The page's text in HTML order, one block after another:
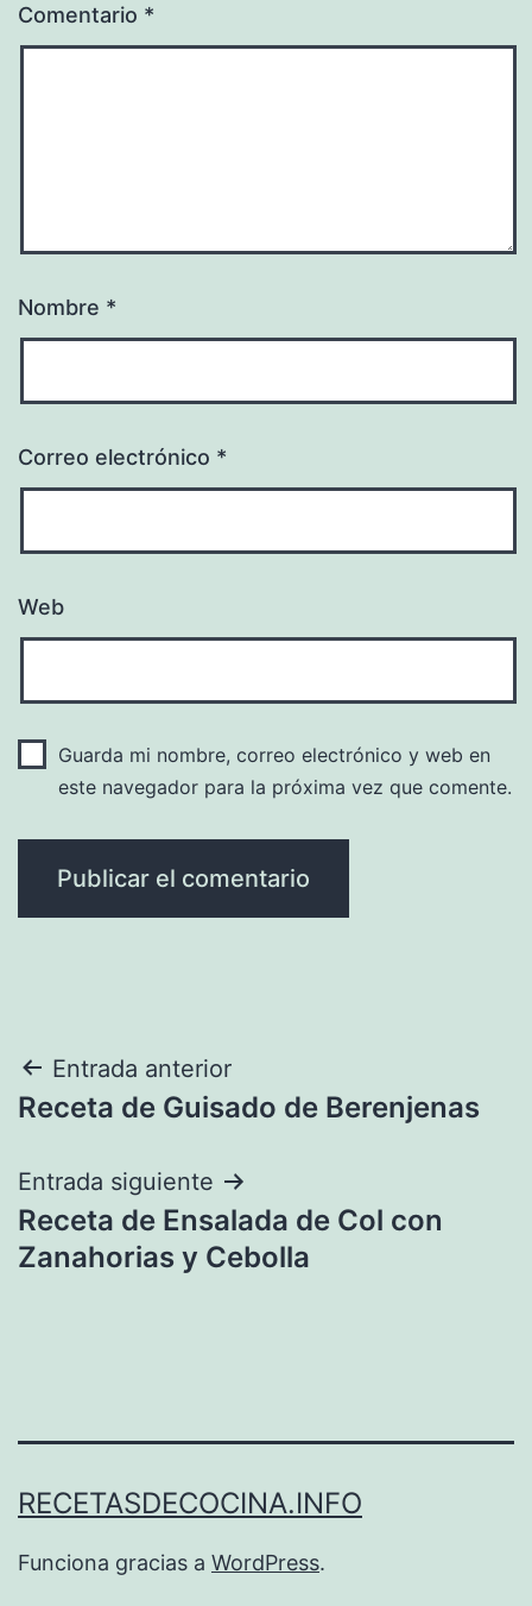
Comentario *
Nombre *
Correo electrónico *
Web
Guarda mi nombre, correo electrónico y web en
este navegador para la próxima vez que comente.
Navegación
de
entradas
Entrada anterior
Receta de Guisado de Berenjenas
Entrada siguiente
Receta de Ensalada de Col con
Zanahorias y Cebolla
RECETASDECOCINA.INFO
Funciona gracias a WordPress.